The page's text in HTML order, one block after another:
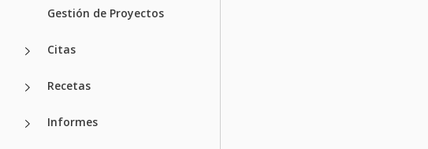
Gestión de Proyectos
Citas
Recetas
Informes